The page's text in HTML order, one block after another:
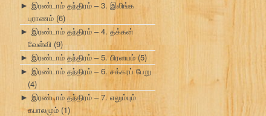
► இரண்டாம் தந்திரம் – 3. இலிங்க
புராணம் (6)
► இரண்டாம் தந்திரம் – 4. தக்கன்
வேள்வி (9)
► இரண்டாம் தந்திரம் – 5. பிரளயம் (5)
► இரண்டாம் தந்திரம் – 6. சக்கரப் பேறு
(4)
► இரண்டாம் தந்திரம் – 7. எலும்பும்
கபாலமும் (1)